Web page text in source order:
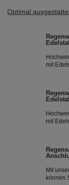
Optimal
mit
leitet
Dieser
fach im
mit
leitet
Dieser
fach im
Mit
können